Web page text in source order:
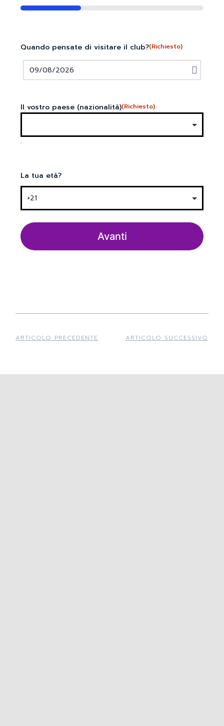
33%
Quando pensate di visitare il club?(Richiesto)
Il vostro paese (nazionalità)(Richiesto)
.
La tua età?
ARTICOLO PRECEDENTE ARTICOLO SUCCESSIVO